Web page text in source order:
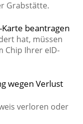
Grabstätte.
beantragen
hat, müssen
Chip Ihrer eID-
wegen Verlust
verloren oder